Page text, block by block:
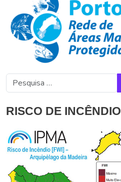
Pesquisar
RISCO DE INCÊNDIO